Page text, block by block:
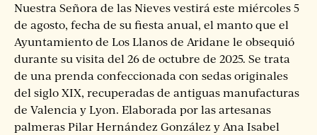
Nuestra Señora de las Nieves vestirá este miércoles 5
de agosto, fecha de su fiesta anual, el manto que el
Ayuntamiento de Los Llanos de Aridane le obsequió
durante su visita del 26 de octubre de 2025. Se trata
de una prenda confeccionada con sedas originales
del siglo XIX, recuperadas de antiguas manufacturas
de Valencia y Lyon. Elaborada por las artesanas
palmeras Pilar Hernández González y Ana Isabel